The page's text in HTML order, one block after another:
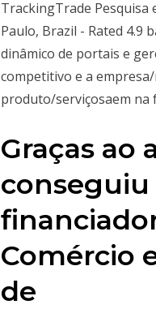
TrackingTrade Pesquisa
Paulo, Brazil - Rated 4.9
dinâmico de portais e
competitivo e a
produto/serviçosaem na
Graças ao
Comércio
de